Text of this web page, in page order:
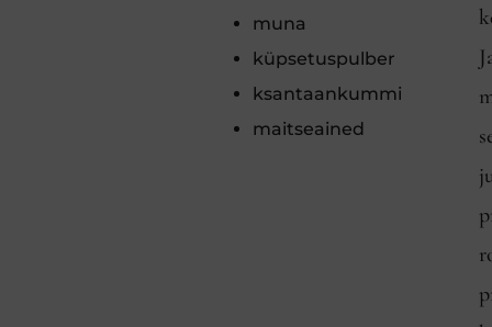
muna
küpsetuspulber
ksantaankummi
maitseained